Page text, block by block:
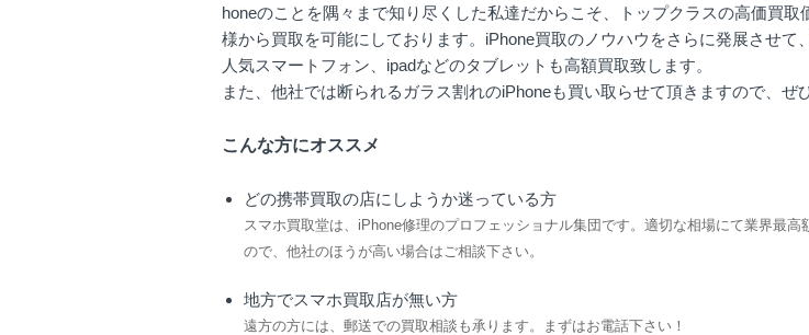
honeのことを隅々まで知り尽くした私達だからこそ、トップクラスの高価買
様から買取を可能にしております。iPhone買取のノウハウをさらに発展させて
人気スマートフォン、ipadなどのタブレットも高額買取致します。
また、他社では断られるガラス割れのiPhoneも買い取らせて頂きますので、ぜ
こんな方にオススメ
どの携帯買取の店にしようか迷っている方
スマホ買取堂は、iPhone修理のプロフェッショナル集団です。適切な相場にて業界最
ので、他社のほうが高い場合はご相談下さい。
地方でスマホ買取店が無い方
遠方の方には、郵送での買取相談も承ります。まずはお電話下さい！